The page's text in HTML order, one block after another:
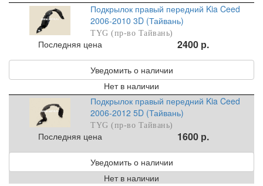
Подкрылок правый передний Kia Ceed
2006-2010 3D (Тайвань)
TYG (пр-во Тайвань)
Последняя цена 2400 р.
Уведомить о наличии
Нет в наличии
Подкрылок правый передний Kia Ceed
2006-2012 5D (Тайвань)
TYG (пр-во Тайвань)
Последняя цена 1600 р.
Уведомить о наличии
Нет в наличии